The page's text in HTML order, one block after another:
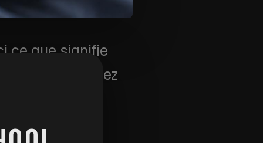
ce que signifie
vous devriez